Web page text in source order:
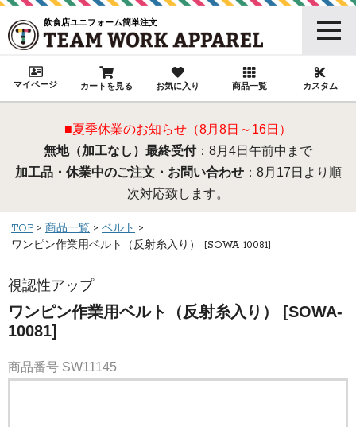
飲食店ユニフォーム簡単注文
マイページ カートを見る お気に入り 商品一覧 カスタム
■夏季休業のお知らせ（8月8日～16日）
無地（加工なし）最終受付：8月4日午前中まで
加工品・休業中のご注文・お問い合わせ：8月17日より順
次対応致します。
TOP 商品一覧
ベルト
ワンピン作業用ベルト（反射糸入り） [SOWA-10081]
視認性アップ
ワンピン作業用ベルト（反射糸入り） [SOWA-
10081]
商品番号 SW11145